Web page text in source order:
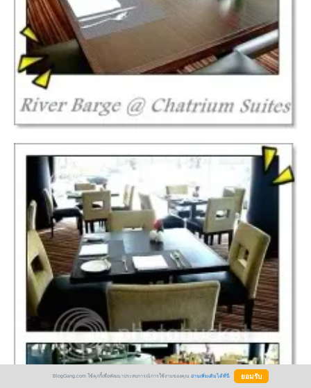
BlogGang.com ใช้คุกกี้เพื่อพัฒนาประสบการณ์การใช้งานของคุณ อ่านเพิ่มเติมได้ที่นี่